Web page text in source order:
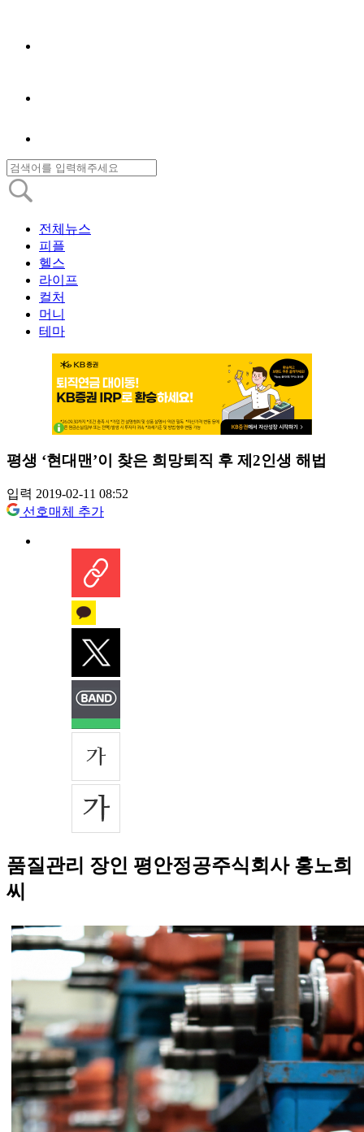
전체뉴스
피플
헬스
라이프
컬처
머니
테마
평생 ‘현대맨’이 찾은 희망퇴직 후 제2인생 해법
입력 2019-02-11 08:52
선호매체 추가
품질관리 장인 평안정공주식회사 홍노희
씨